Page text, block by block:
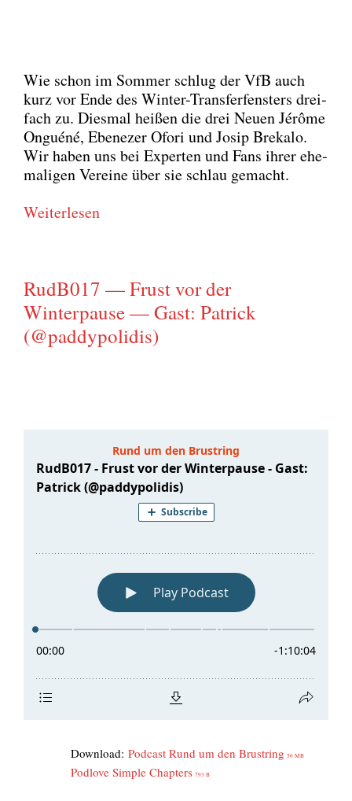
Wie schon im Som­mer schlug der VfB auch
kurz vor Ende des Win­ter-Trans­fer­fens­ters drei­
fach zu. Dies­mal hei­ßen die drei Neu­en Jérô­me
Ongué­né, Ebe­ne­zer Ofo­ri und Josip Bre­ka­lo.
Wir haben uns bei Exper­ten und Fans ihrer ehe­
ma­li­gen Ver­ei­ne über sie schlau gemacht.
Wei­ter­le­sen
RudB017 — Frust vor der
Winterpause — Gast: Patrick
(@paddypolidis)
Down­load: Pod­cast Rund um den Brust­ring 56 MB
Pod­l­ove Simp­le Chap­ters 793 B